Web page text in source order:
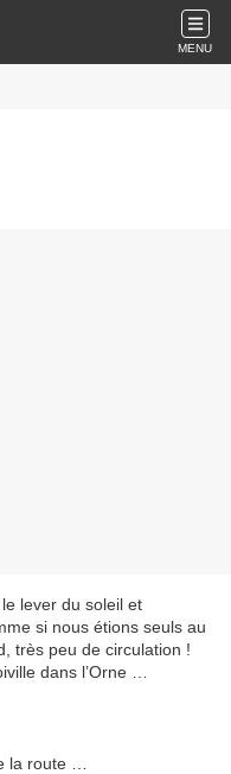
MENU
lever du soleil et
si nous étions seuls au
très peu de circulation !
dans l’Orne …
la route …